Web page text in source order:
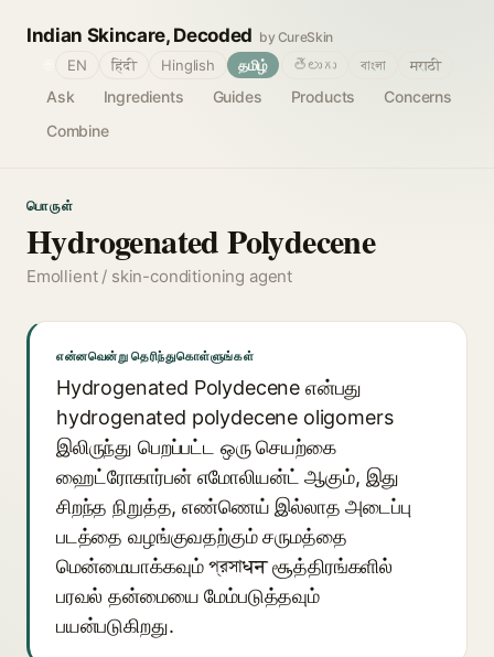
Indian Skincare, Decoded by CureSkin
Ask Ingredients Guides Products
Concerns
Combine
EN हिंदी Hinglish தமிழ் తెలుగు বাংলা मराठी
பொருள்
Hydrogenated Polydecene
Emollient / skin-conditioning agent
என்னவென்று தெரிந்துகொள்ளுங்கள்
Hydrogenated Polydecene என்பது
hydrogenated polydecene oligomers
இலிருந்து பெறப்பட்ட ஒரு செயற்கை
ஹைட்ரோகார்பன் எமோலியன்ட் ஆகும், இது
சிறந்த நிறுத்த, எண்ணெய் இல்லாத அடைப்பு
படத்தை வழங்குவதற்கும் சருமத்தை
மென்மையாக்கவும் প্রসাधन சூத்திரங்களில்
பரவல் தன்மையை மேம்படுத்தவும்
பயன்படுகிறது.